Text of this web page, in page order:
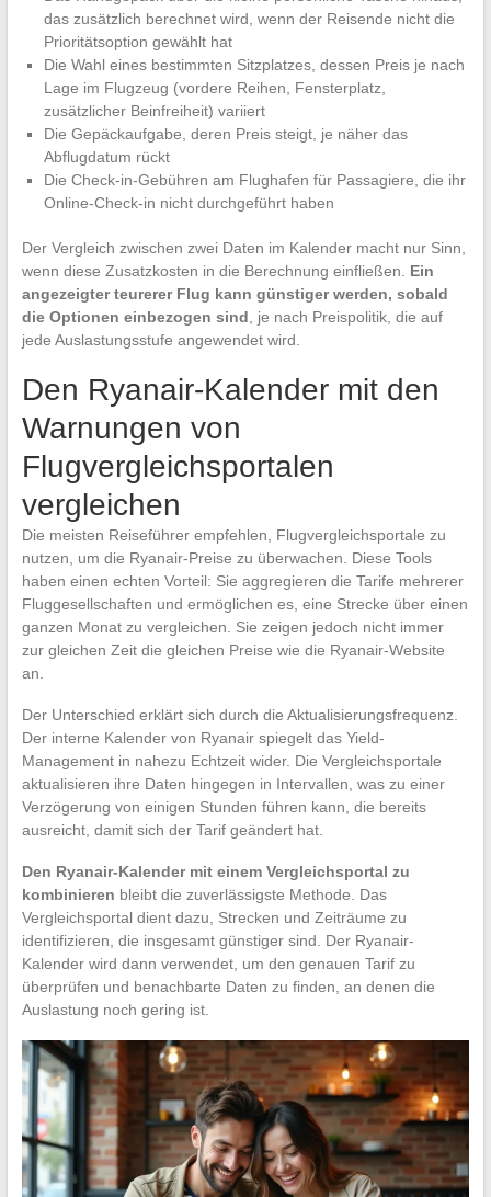
das zusätzlich berechnet wird, wenn der Reisende nicht die
Prioritätsoption gewählt hat
Die Wahl eines bestimmten Sitzplatzes, dessen Preis je nach
Lage im Flugzeug (vordere Reihen, Fensterplatz,
zusätzlicher Beinfreiheit) variiert
Die Gepäckaufgabe, deren Preis steigt, je näher das
Abflugdatum rückt
Die Check-in-Gebühren am Flughafen für Passagiere, die ihr
Online-Check-in nicht durchgeführt haben
Der Vergleich zwischen zwei Daten im Kalender macht nur Sinn,
wenn diese Zusatzkosten in die Berechnung einfließen. Ein
angezeigter teurerer Flug kann günstiger werden, sobald
die Optionen einbezogen sind, je nach Preispolitik, die auf
jede Auslastungsstufe angewendet wird.
Den Ryanair-Kalender mit den
Warnungen von
Flugvergleichsportalen
vergleichen
Die meisten Reiseführer empfehlen, Flugvergleichsportale zu
nutzen, um die Ryanair-Preise zu überwachen. Diese Tools
haben einen echten Vorteil: Sie aggregieren die Tarife mehrerer
Fluggesellschaften und ermöglichen es, eine Strecke über einen
ganzen Monat zu vergleichen. Sie zeigen jedoch nicht immer
zur gleichen Zeit die gleichen Preise wie die Ryanair-Website
an.
Der Unterschied erklärt sich durch die Aktualisierungsfrequenz.
Der interne Kalender von Ryanair spiegelt das Yield-
Management in nahezu Echtzeit wider. Die Vergleichsportale
aktualisieren ihre Daten hingegen in Intervallen, was zu einer
Verzögerung von einigen Stunden führen kann, die bereits
ausreicht, damit sich der Tarif geändert hat.
Den Ryanair-Kalender mit einem Vergleichsportal zu
kombinieren bleibt die zuverlässigste Methode. Das
Vergleichsportal dient dazu, Strecken und Zeiträume zu
identifizieren, die insgesamt günstiger sind. Der Ryanair-
Kalender wird dann verwendet, um den genauen Tarif zu
überprüfen und benachbarte Daten zu finden, an denen die
Auslastung noch gering ist.